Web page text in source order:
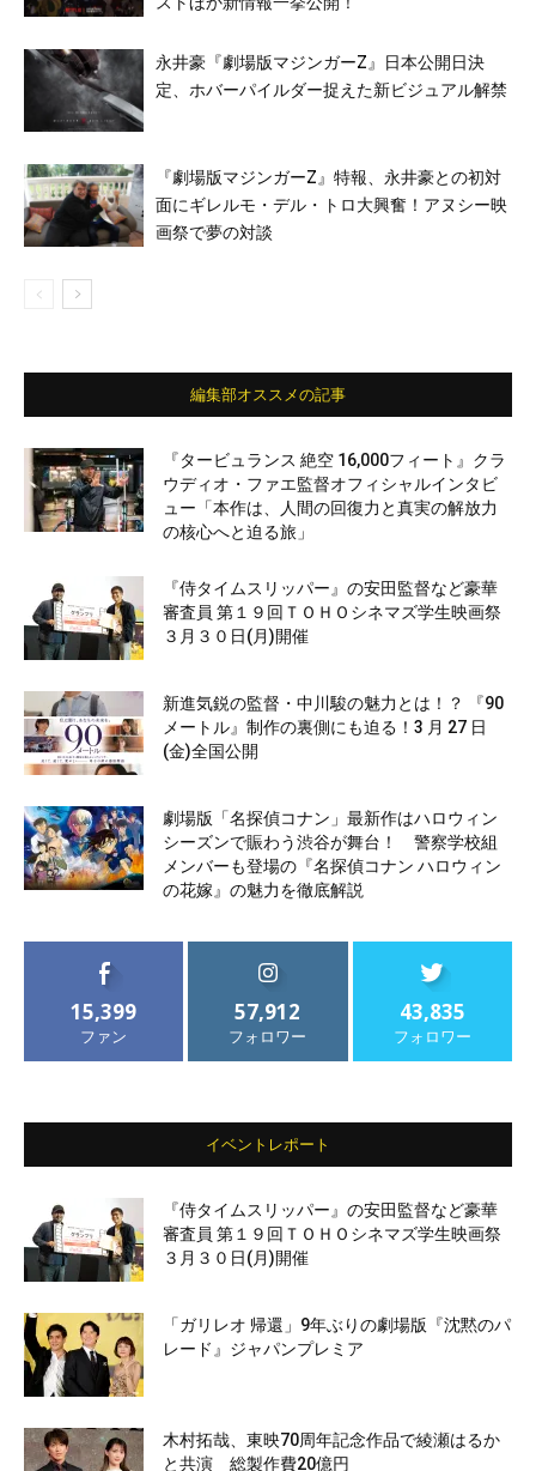
永井豪『劇場版マジンガーZ』日本公開日決
定、ホバーパイルダー捉えた新ビジュアル解禁
『劇場版マジンガーZ』特報、永井豪との初対
面にギレルモ・デル・トロ大興奮！アヌシー映
画祭で夢の対談
編集部オススメの記事
『タービュランス 絶空 16,000フィート』クラ
ウディオ・ファエ監督オフィシャルインタビ
ュー「本作は、人間の回復力と真実の解放力
の核心へと迫る旅」
『侍タイムスリッパー』の安田監督など豪華
審査員 第１９回ＴＯＨＯシネマズ学生映画祭
３月３０日(月)開催
新進気鋭の監督・中川駿の魅力とは！？ 『90
メートル』制作の裏側にも迫る！3 月 27 日
(金)全国公開
劇場版「名探偵コナン」最新作はハロウィン
シーズンで賑わう渋谷が舞台！ 警察学校組
メンバーも登場の『名探偵コナン ハロウィン
の花嫁』の魅力を徹底解説
15,399
ファン
57,912
フォロワー
43,835
フォロワー
イベントレポート
『侍タイムスリッパー』の安田監督など豪華
審査員 第１９回ＴＯＨＯシネマズ学生映画祭
３月３０日(月)開催
「ガリレオ 帰還」9年ぶりの劇場版『沈黙のパ
レード』ジャパンプレミア
木村拓哉、東映70周年記念作品で綾瀬はるか
と共演 総製作費20億円